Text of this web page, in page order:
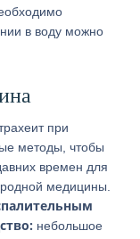
в воду можно
при
методы, чтобы
времен для
медицины.
небольшое